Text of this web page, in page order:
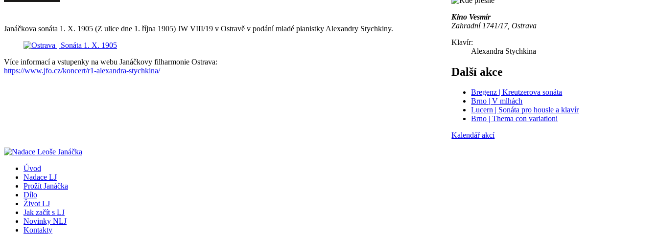
Janáčkova sonáta 1. X. 1905 (Z ulice dne 1. října 1905) JW VIII/19 v Ostravě v podání mladé pianistky Alexandry Stychkiny.
Více informací a vstupenky na webu Janáčkovy filharmonie Ostrava:
https://www.jfo.cz/koncert/r1-alexandra-stychkina/
Kino Vesmír
Zahradní 1741/17, Ostrava
Klavír:
Alexandra Stychkina
Další akce
Bregenz | Kreutzerova sonáta
Brno | V mlhách
Lucern | Sonáta pro housle a klavír
Brno | Thema con variationi
Kalendář akcí
Úvod
Nadace LJ
Prožít Janáčka
Dílo
Život LJ
Jak začít s LJ
Novinky NLJ
Kontakty